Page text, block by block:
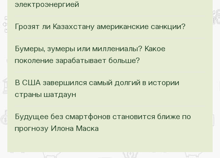
электроэнергией
Грозят ли Казахстану американские санкции?
Бумеры, зумеры или миллениалы? Какое
поколение зарабатывает больше?
В США завершился самый долгий в истории
страны шатдаун
Будущее без смартфонов становится ближе по
прогнозу Илона Маска